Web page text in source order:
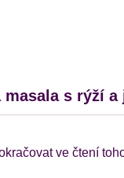
masala s rýží
ve čtení